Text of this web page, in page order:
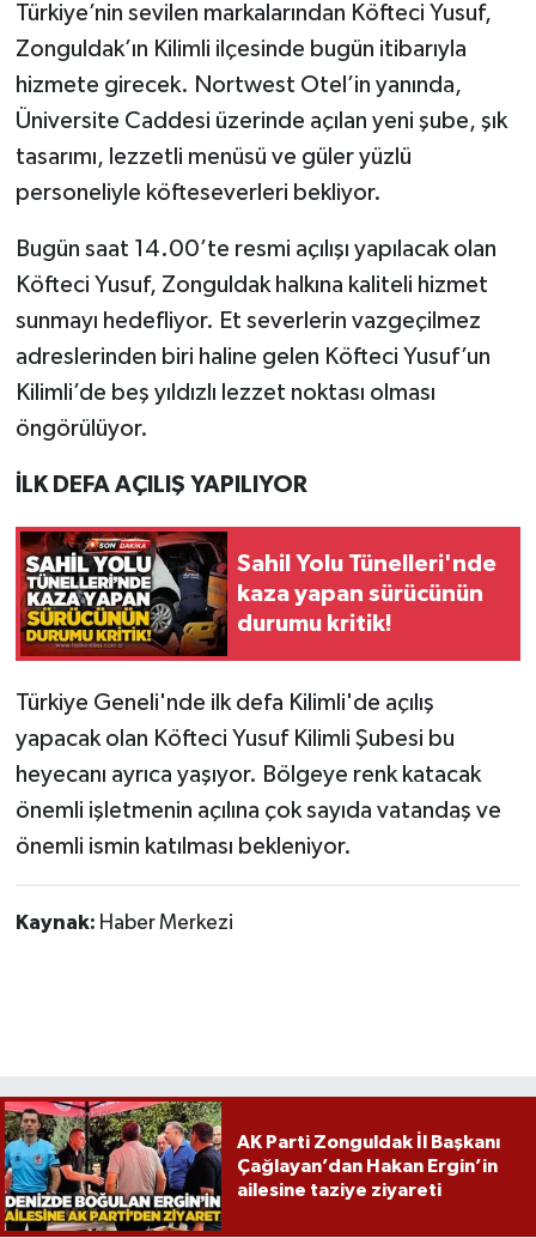
Türkiye’nin sevilen markalarından Köfteci Yusuf,
Zonguldak’ın Kilimli ilçesinde bugün itibarıyla
hizmete girecek. Nortwest Otel’in yanında,
Üniversite Caddesi üzerinde açılan yeni şube, şık
tasarımı, lezzetli menüsü ve güler yüzlü
personeliyle köfteseverleri bekliyor.
Bugün saat 14.00’te resmi açılışı yapılacak olan
Köfteci Yusuf, Zonguldak halkına kaliteli hizmet
sunmayı hedefliyor. Et severlerin vazgeçilmez
adreslerinden biri haline gelen Köfteci Yusuf’un
Kilimli’de beş yıldızlı lezzet noktası olması
öngörülüyor.
İLK DEFA AÇILIŞ YAPILIYOR
Sahil Yolu Tünelleri'nde
kaza yapan sürücünün
durumu kritik!
Türkiye Geneli'nde ilk defa Kilimli'de açılış
yapacak olan Köfteci Yusuf Kilimli Şubesi bu
heyecanı ayrıca yaşıyor. Bölgeye renk katacak
önemli işletmenin açılına çok sayıda vatandaş ve
önemli ismin katılması bekleniyor.
Kaynak: Haber Merkezi
AK Parti Zonguldak İl Başkanı
Çağlayan’dan Hakan Ergin’in
ailesine taziye ziyareti
Ekonomi
Gökçebey
İş ilanı
Kilimli
Kültür - Sanat
MAGAZİN
Politika
Resmi İlan
Röportaj
Sağlık
SİYASET
Spor